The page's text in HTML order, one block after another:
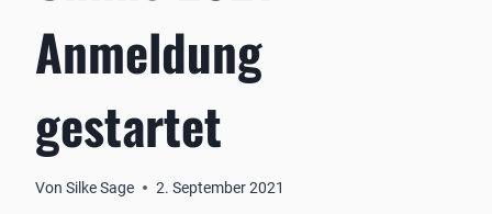
Anmeldung
gestartet
Von Silke Sage 2. September 2021